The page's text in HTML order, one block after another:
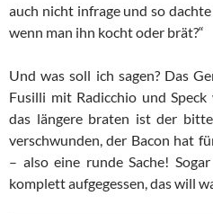
auch nicht infrage und so
wenn man ihn kocht oder brät?“
Und was soll ich sagen? Das
Fusilli mit Radicchio und
das längere braten ist der
verschwunden, der Bacon hat
– also eine runde Sache!
komplett aufgegessen, das will